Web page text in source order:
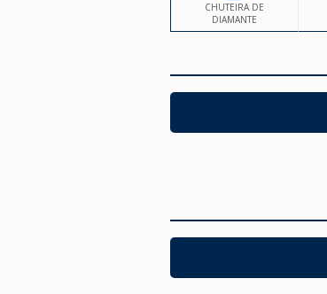
CHUTEIRA DE
DIAMANTE